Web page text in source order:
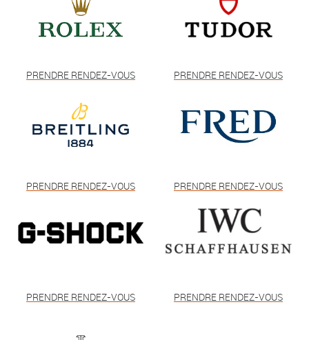
PRENDRE RENDEZ-VOUS PRENDRE RENDEZ-VOUS
PRENDRE RENDEZ-VOUS PRENDRE RENDEZ-VOUS
PRENDRE RENDEZ-VOUS PRENDRE RENDEZ-VOUS